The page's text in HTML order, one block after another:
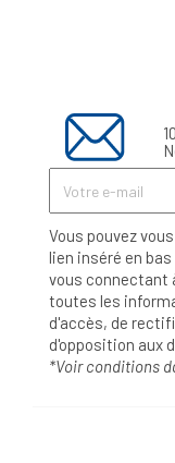
Vous pouvez
lien inséré en
vous connectant
toutes les
d'accès, de
d'opposition aux
*Voir conditions